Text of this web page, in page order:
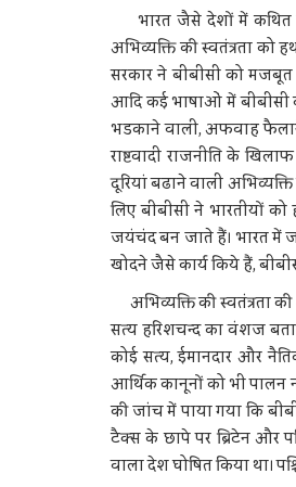
भारत जैसे देशों में कथित
अभिव्यक्ति की स्वतंत्रता
सरकार ने बीबीसी को मजबूत
आदि कई भाषाओं में बीबीसी
भडकाने वाली, अफवाह
राष्टवादी राजनीति के
दूरियां बढाने वाली
लिए बीबीसी ने भारतीयों
जयंचंद बन जाते हैं। भारत में
खोदने जैसे कार्य किये हैं,
अभिव्यक्ति की स्वतंत्रता
सत्य हरिशचन्द का वंशज
कोई सत्य, ईमानदार और
आर्थिक कानूनों को भी पालन
की जांच में पाया गया कि
टैक्स के छापे पर ब्रिटेन और
वाला देश घोषित किया था।